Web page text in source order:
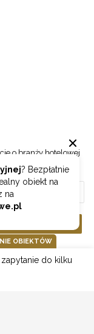
? Bezpłatnie
obiekt na
na
o branży hotelowej
SP.K.
OBIEKTÓW
do kilku